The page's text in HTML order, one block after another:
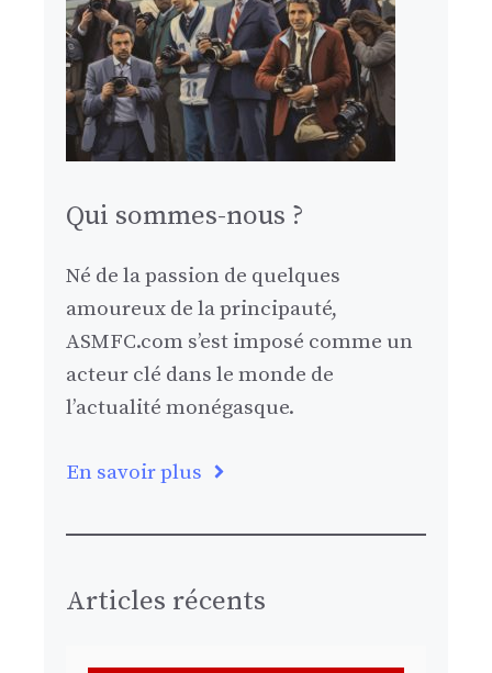
Qui sommes-nous ?
Né de la passion de quelques
amoureux de la principauté,
ASMFC.com s’est imposé comme un
acteur clé dans le monde de
l’actualité monégasque.
En savoir plus
Articles récents